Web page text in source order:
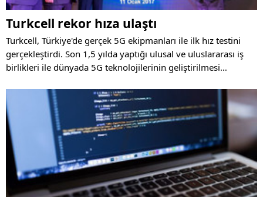
Turkcell rekor hıza ulaştı
Turkcell, Türkiye'de gerçek 5G ekipmanları ile ilk hız testini
gerçekleştirdi. Son 1,5 yılda yaptığı ulusal ve uluslararası iş
birlikleri ile dünyada 5G teknolojilerinin geliştirilmesi
bandında Türkiye'nin ilk 5G testini yaparak saniyede 24,7 Gbit
hıza ulaştı.